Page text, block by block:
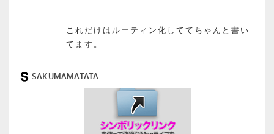
これだけはルーティン化しててちゃんと書い
てます。